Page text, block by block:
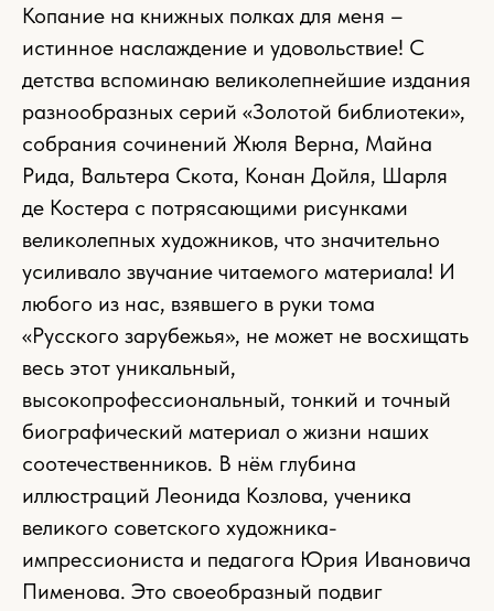
Копание на книжных полках для меня –
истинное наслаждение и удовольствие! С
детства вспоминаю великолепнейшие издания
разнообразных серий «Золотой библиотеки»,
собрания сочинений Жюля Верна, Майна
Рида, Вальтера Скота, Конан Дойля, Шарля
де Костера с потрясающими рисунками
великолепных художников, что значительно
усиливало звучание читаемого материала! И
любого из нас, взявшего в руки тома
«Русского зарубежья», не может не восхищать
весь этот уникальный,
высокопрофессиональный, тонкий и точный
биографический материал о жизни наших
соотечественников. В нём глубина
иллюстраций Леонида Козлова, ученика
великого советского художника-
импрессиониста и педагога Юрия Ивановича
Пименова. Это своеобразный подвиг